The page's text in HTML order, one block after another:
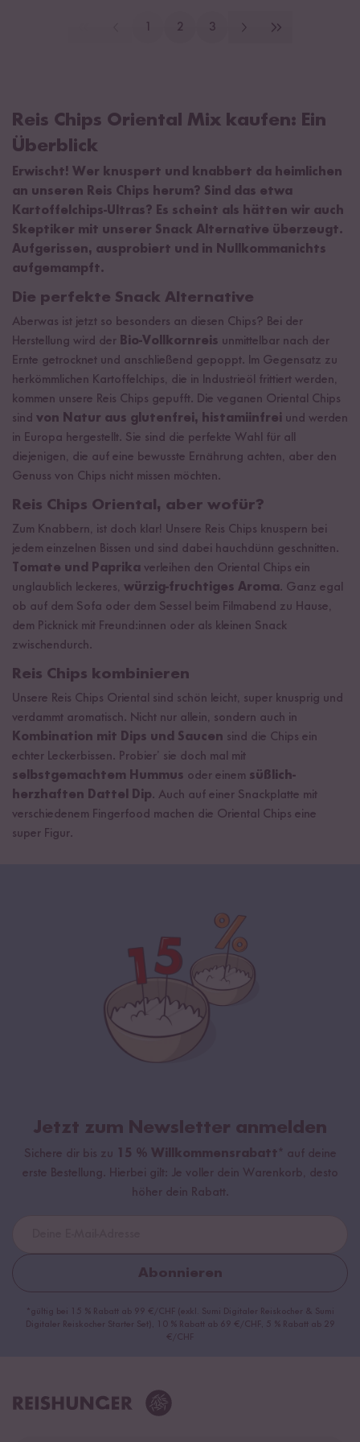
2 3
Reis Chips Oriental Mix kaufen: Ein
Überblick
Erwischt! Wer knuspert und knabbert da heimlichen
an unseren Reis Chips herum? Sind das etwa
Kartoffelchips-Ultras? Es scheint als hätten wir auch
Skeptiker mit unserer Snack Alternative überzeugt.
Aufgerissen, ausprobiert und in Nullkommanichts
aufgemampft.
Die perfekte Snack Alternative
Aberwas ist jetzt so besonders an diesen Chips? Bei der
Herstellung wird der Bio-Vollkornreis unmittelbar nach der
Ernte getrocknet und anschließend gepoppt. Im Gegensatz zu
herkömmlichen Kartoffelchips, die in Industrieöl frittiert werden,
kommen unsere Reis Chips gepufft. Die veganen Oriental Chips
sind von Natur aus glutenfrei, histamiinfrei und werden
in Europa hergestellt. Sie sind die perfekte Wahl für all
diejenigen, die auf eine bewusste Ernährung achten, aber den
Genuss von Chips nicht missen möchten.
Reis Chips Oriental, aber wofür?
Zum Knabbern, ist doch klar! Unsere Reis Chips knuspern bei
jedem einzelnen Bissen und sind dabei hauchdünn geschnitten.
Tomate und Paprika verleihen den Oriental Chips ein
unglaublich leckeres, würzig-fruchtiges Aroma. Ganz egal
ob auf dem Sofa oder dem Sessel beim Filmabend zu Hause,
dem Picknick mit Freund:innen oder als kleinen Snack
zwischendurch.
Reis Chips kombinieren
Unsere Reis Chips Oriental sind schön leicht, super knusprig und
verdammt aromatisch. Nicht nur allein, sondern auch in
Kombination mit Dips und Saucen sind die Chips ein
echter Leckerbissen. Probier’ sie doch mal mit
selbstgemachtem Hummus oder einem süßlich-
herzhaften Dattel Dip. Auch auf einer Snackplatte mit
verschiedenem Fingerfood machen die Oriental Chips eine
super Figur.
Jetzt zum Newsletter anmelden
Sichere dir bis zu 15 % Willkommensrabatt* auf deine
erste Bestellung. Hierbei gilt: Je voller dein Warenkorb, desto
höher dein Rabatt.
Abonnieren
*gültig bei 15 % Rabatt ab 99 €/CHF (exkl. Sumi Digitaler Reiskocher & Sumi
Digitaler Reiskocher Starter Set), 10 % Rabatt ab 69 €/CHF, 5 % Rabatt ab 29
€/CHF